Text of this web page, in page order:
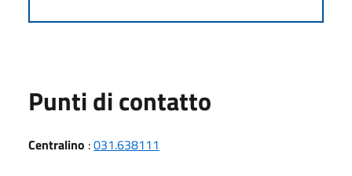
Punti di contatto
Centralino :031.638111